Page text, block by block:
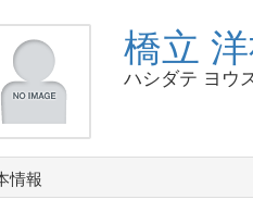
橋立
ハシダテ ヨウ
情報